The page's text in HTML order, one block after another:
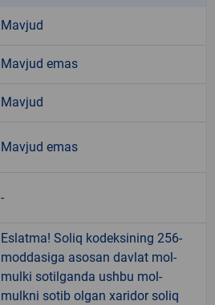
Mavjud
Mavjud emas
Mavjud
Mavjud emas
-
Eslatma! Soliq kodeksining 256-
moddasiga asosan davlat mol-
mulki sotilganda ushbu mol-
mulkni sotib olgan xaridor soliq